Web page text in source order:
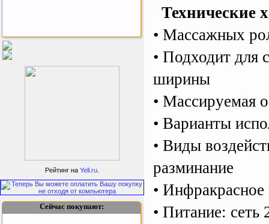
Технические
• Массажных
• Подходит для
ширины
• Массируемая
• Варианты
• Виды
разминание
• Инфракрасное
• Питание: сеть
SportLife
Рейтинг на Yell.ru
Сейчас покупают: